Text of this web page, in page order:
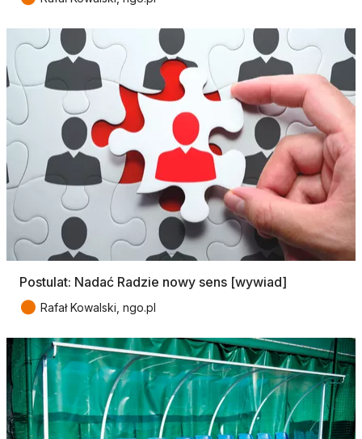
Postulat: Nadać Radzie nowy sens [wywiad]
● Rafał Kowalski, ngo.pl